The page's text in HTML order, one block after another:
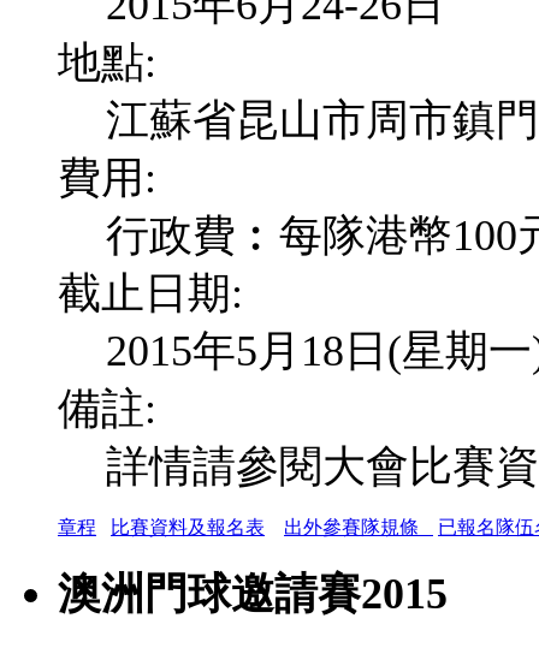
地點:
江蘇省昆山市周市鎮
費用:
行政費︰每隊港幣100
截止日期:
2015年5月18日(星期
備註:
詳情請參閱大會比賽
章程 比賽資料及報名表 出外參賽隊規條 已報名隊
澳洲門球邀請賽2015